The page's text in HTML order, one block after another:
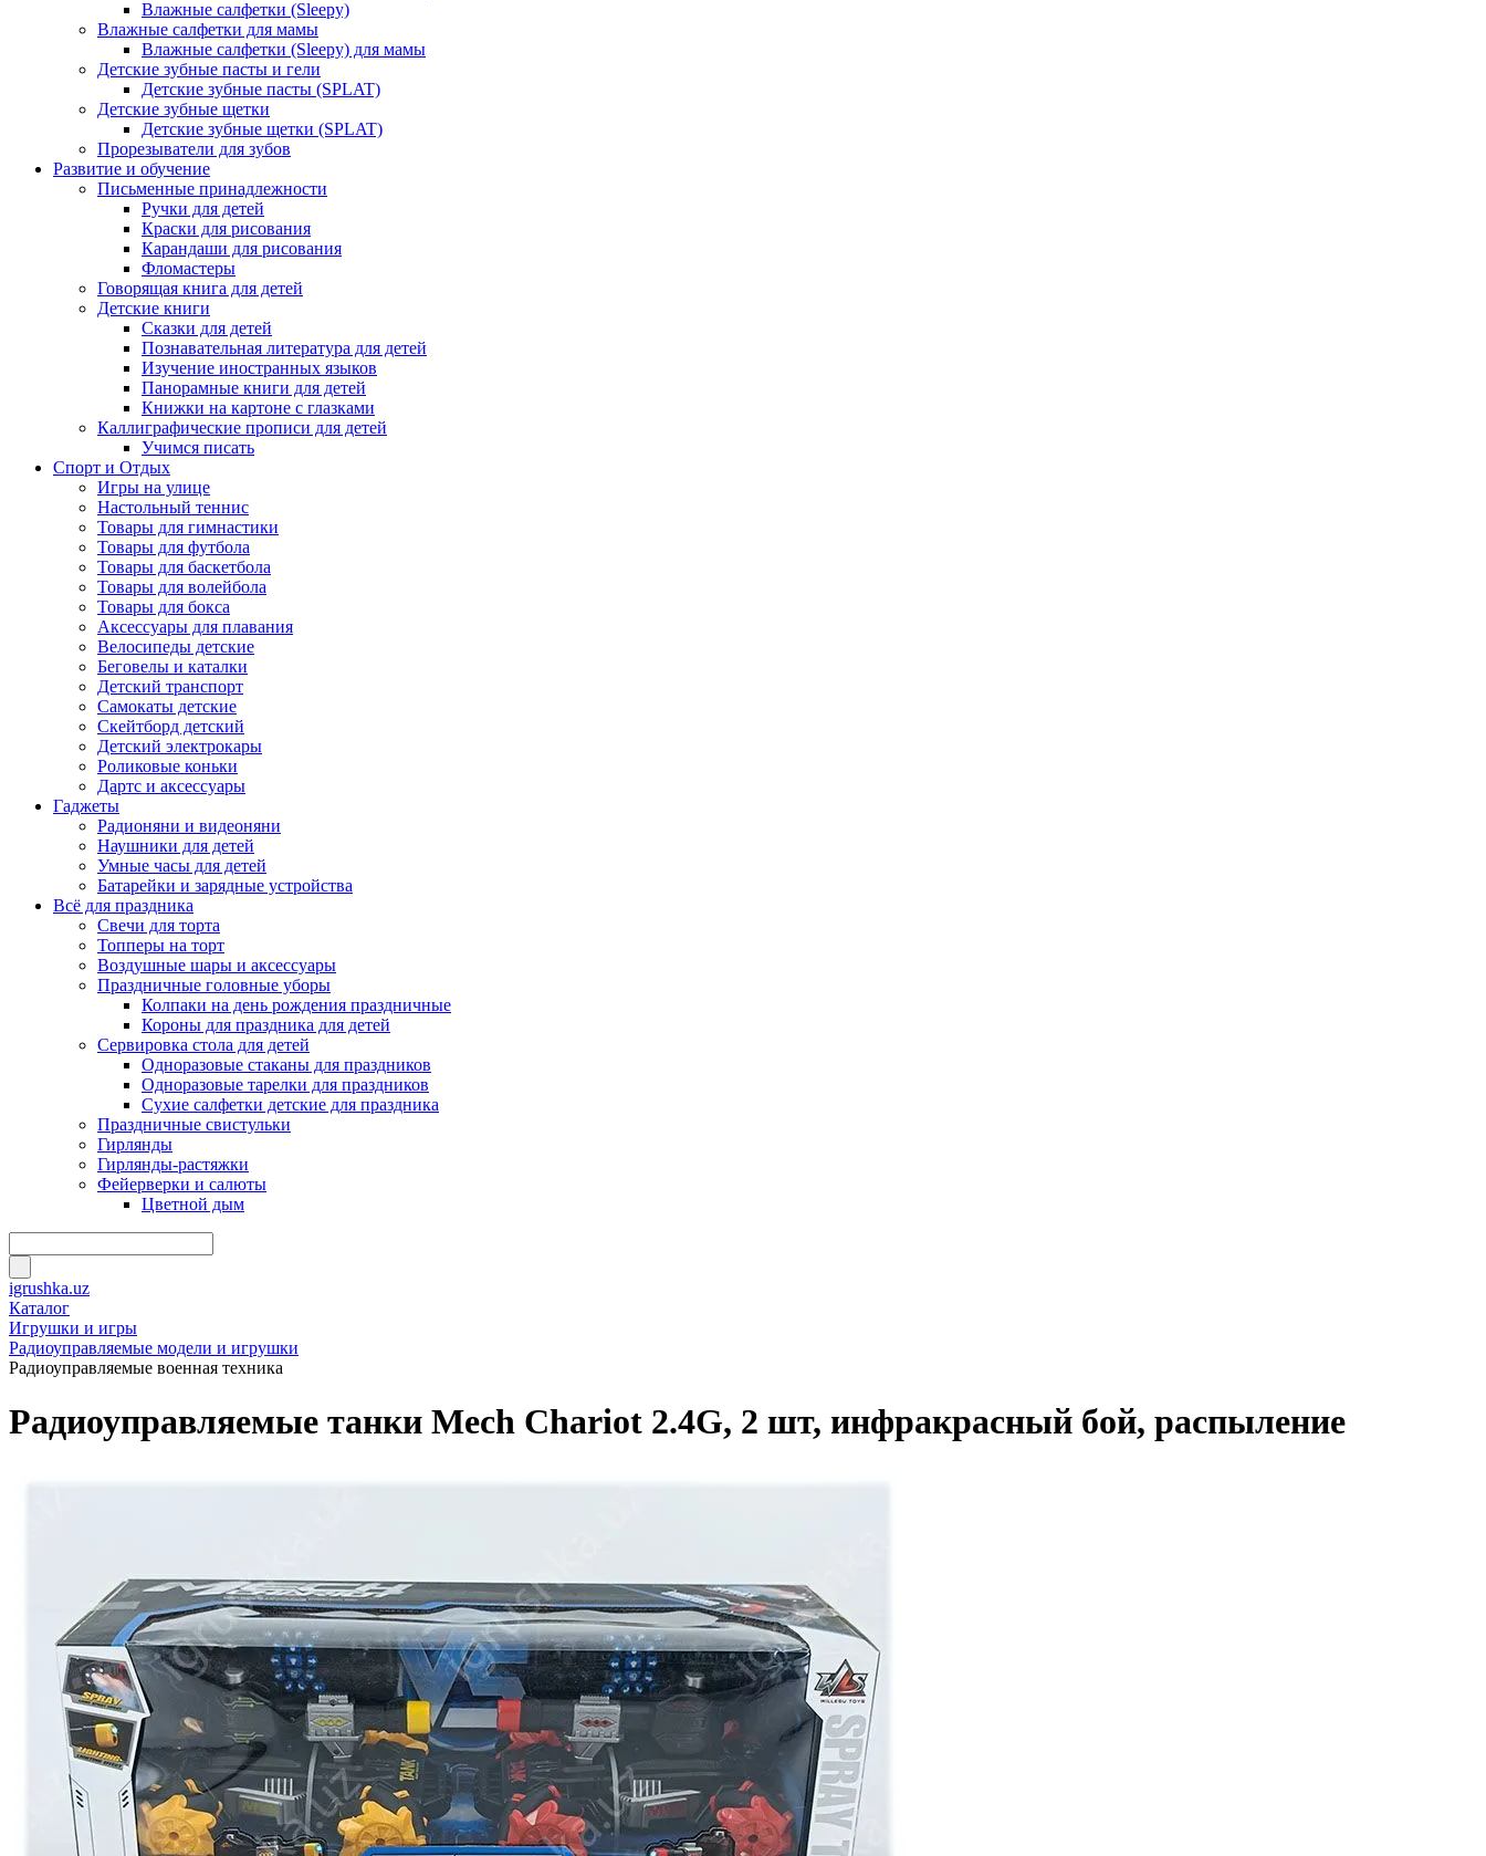
Влажные салфетки (Sleepy)
Влажные салфетки для мамы
Влажные салфетки (Sleepy) для мамы
Детские зубные пасты и гели
Детские зубные пасты (SPLAT)
Детские зубные щетки
Детские зубные щетки (SPLAT)
Прорезыватели для зубов
Развитие и обучение
Письменные принадлежности
Ручки для детей
Краски для рисования
Карандаши для рисования
Фломастеры
Говорящая книга для детей
Детские книги
Сказки для детей
Познавательная литература для детей
Изучение иностранных языков
Панорамные книги для детей
Книжки на картоне с глазками
Каллиграфические прописи для детей
Учимся писать
Спорт и Отдых
Игры на улице
Настольный теннис
Товары для гимнастики
Товары для футбола
Товары для баскетбола
Товары для волейбола
Товары для бокса
Аксессуары для плавания
Велосипеды детские
Беговелы и каталки
Детский транспорт
Самокаты детские
Скейтборд детский
Детский электрокары
Роликовые коньки
Дартс и аксессуары
Гаджеты
Радионяни и видеоняни
Наушники для детей
Умные часы для детей
Батарейки и зарядные устройства
Всё для праздника
Свечи для торта
Топперы на торт
Воздушные шары и аксессуары
Праздничные головные уборы
Колпаки на день рождения праздничные
Короны для праздника для детей
Сервировка стола для детей
Одноразовые стаканы для праздников
Одноразовые тарелки для праздников
Сухие салфетки детские для праздника
Праздничные свистульки
Гирлянды
Гирлянды-растяжки
Фейерверки и салюты
Цветной дым
igrushka.uz
Каталог
Игрушки и игры
Радиоуправляемые модели и игрушки
Радиоуправляемые военная техника
Радиоуправляемые танки Mech Chariot 2.4G, 2 шт, инфракрасный бой, распыление